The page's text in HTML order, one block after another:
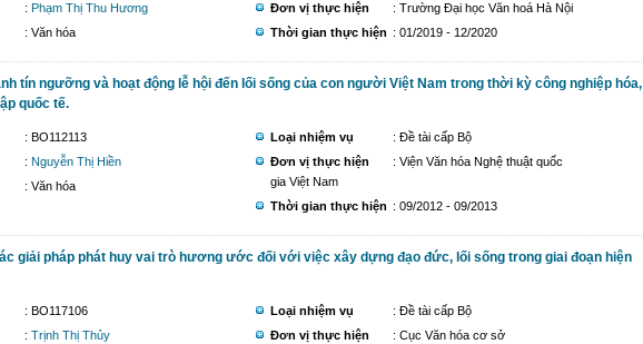
: Phạm Thị Thu Hương
: Văn hóa
Đơn vị thực hiện
: Trường Đại học Văn hoá Hà Nội
Thời gian thực hiện : 01/2019 - 12/2020
tín ngưỡng và hoạt động lễ hội đến lối sống của con người Việt Nam trong thời kỳ công nghiệp hóa,
quốc tế.
: BO112113
: Nguyễn Thị Hiền
: Văn hóa
Loại nhiệm vụ
: Đề tài cấp Bộ
Đơn vị thực hiện
: Viện Văn hóa Nghệ thuật quốc
gia Việt Nam
Thời gian thực hiện : 09/2012 - 09/2013
giải pháp phát huy vai trò hương ước đối với việc xây dựng đạo đức, lối sống trong giai đoạn hiện
: BO117106
: Trịnh Thị Thủy
Loại nhiệm vụ
: Đề tài cấp Bộ
Đơn vị thực hiện
: Cục Văn hóa cơ sở